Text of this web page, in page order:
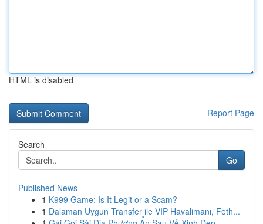
HTML is disabled
Report Page
Search
Go
Published News
1 K999 Game: Is It Legit or a Scam?
1 Dalaman Uygun Transfer ile VIP Havalimanı, Feth...